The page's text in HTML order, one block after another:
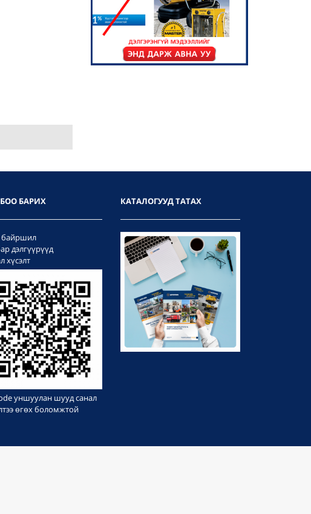
БАРИХ
байршил
дэлгүүрүүд
хүсэлт
уншуулан шууд санал
өгөх боломжтой
КАТАЛОГУУД ТАТАХ